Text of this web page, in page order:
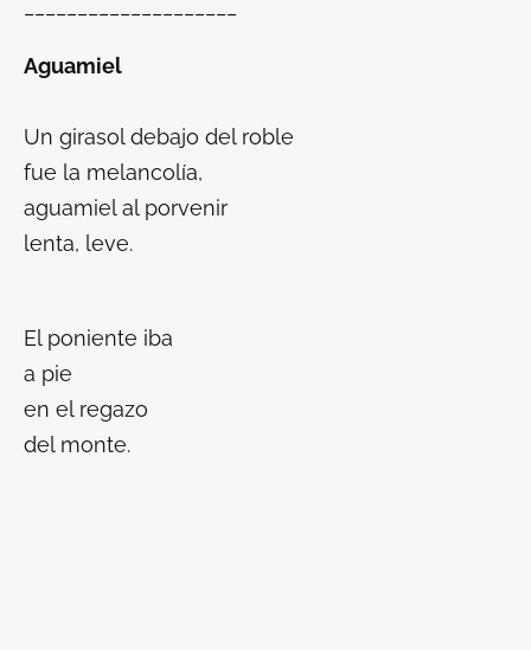
Aguamiel
Un girasol debajo del roble
fue la melancolía,
aguamiel al porvenir
lenta, leve.
El poniente iba
a pie
en el regazo
del monte.